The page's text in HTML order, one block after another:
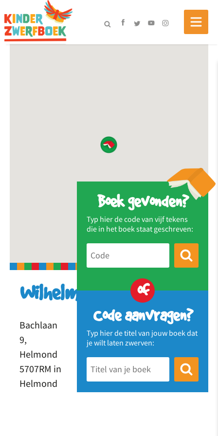
Boek gevonden?
Typ hier de code van vijf tekens
die in het boek staat geschreven:
of
Code aanvragen?
Typ hier de titel van jouw boek dat
je wilt laten zwerven:
Wilhelminaschool
Bachlaan
9,
Helmond
5707RM in
Helmond